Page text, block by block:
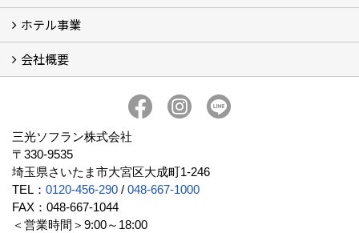
リフォーム
ホテル事業
三光ソフランの収益用ホテルのご紹介
ホテル一覧
宿泊施設の主な経営形態
京都での相続税対策例
京都での収益用ホテル(ブティックホテル)の投資活用
訪日外国人旅行者数に関するデータ
よくある質問
会社概要
三光ソフランについて (19)
リクルート情報（新卒採用）
リクルート情報（中途採用）
プライバシーポリシー
三光ソフラン株式会社
〒330-9535
埼玉県さいたま市大宮区大成町1-246
TEL： 0120-456-290 / 048-667-1000
FAX：048-667-1044
＜営業時間＞9:00～18:00